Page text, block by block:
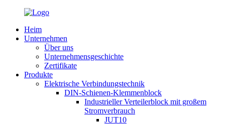
Heim
Unternehmen
Über uns
Unternehmensgeschichte
Zertifikate
Produkte
Elektrische Verbindungstechnik
DIN-Schienen-Klemmenblock
Industrieller Verteilerblock mit großem
Stromverbrauch
JUT10